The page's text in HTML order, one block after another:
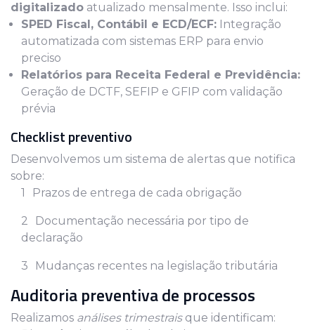
digitalizado atualizado mensalmente. Isso inclui:
SPED Fiscal, Contábil e ECD/ECF: Integração
automatizada com sistemas ERP para envio
preciso
Relatórios para Receita Federal e Previdência:
Geração de DCTF, SEFIP e GFIP com validação
prévia
Checklist preventivo
Desenvolvemos um sistema de alertas que notifica
sobre:
Prazos de entrega de cada obrigação
Documentação necessária por tipo de
declaração
Mudanças recentes na legislação tributária
Auditoria preventiva de processos
Realizamos análises trimestraisque identificam: